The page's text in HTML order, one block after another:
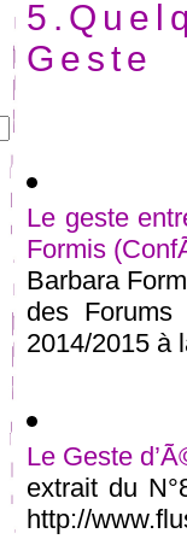
Geste
Le geste
Formis
Barbara
des
2014/2015 à
Le Geste
extrait du
http://